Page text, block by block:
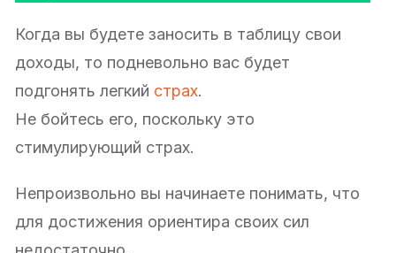
Когда вы будете заносить в таблицу свои
доходы, то подневольно вас будет
подгонять легкий страх.
Не бойтесь его, поскольку это
стимулирующий страх.
Непроизвольно вы начинаете понимать, что
для достижения ориентира своих сил